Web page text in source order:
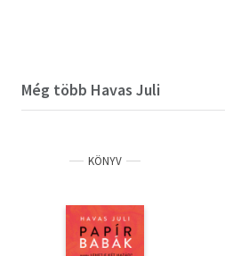
Még több Havas Juli
KÖNYV